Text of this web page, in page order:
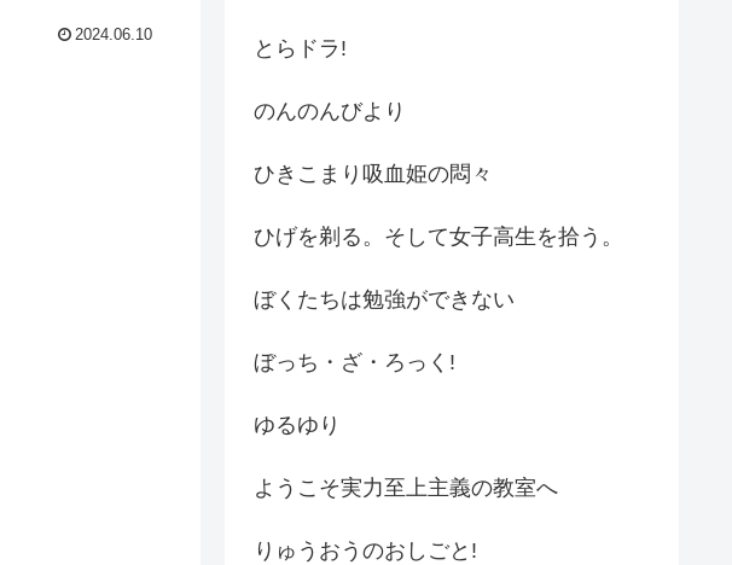
2024.06.10
とらドラ!
のんのんびより
ひきこまり吸血姫の悶々
ひげを剃る。そして女子高生を拾う。
ぼくたちは勉強ができない
ぼっち・ざ・ろっく!
ゆるゆり
ようこそ実力至上主義の教室へ
りゅうおうのおしごと!